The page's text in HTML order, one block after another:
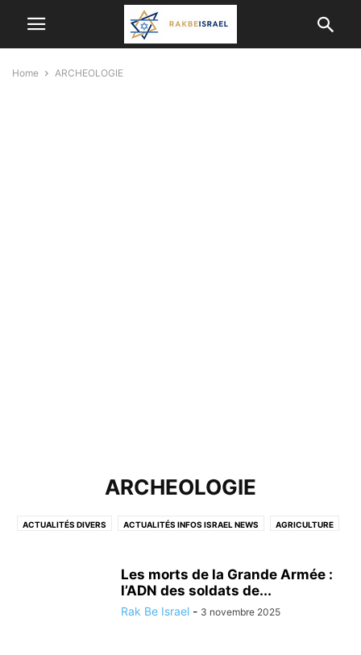
Home ARCHEOLOGIE
ARCHEOLOGIE
ACTUALITÉS DIVERS ACTUALITÉS INFOS ISRAEL NEWS AGRICULTURE
CÉLÉBRITÉS ISRAÉLIENNES
CORONAVIRUS CULTURE, DIVERTISSEMENT EN ISRAËL
CYBER-SÉCURITÉ&INFORMATIQUE
Les morts de la Grande Armée :
l’ADN des soldats de...
Rak Be Israel - 3 novembre 2025